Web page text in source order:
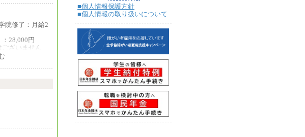
円～210,000
〉210,
円
円
円～(※2)、24
金額を表示
円、※3…28,0
院修了：月給2
28,000円
ざいません
ざいません。
■個人情報保護方針
■個人情報の取り扱いについて